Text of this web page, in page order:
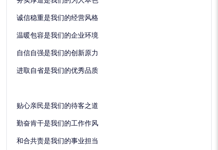
诚信稳重是我们的经营风格
温暖包容是我们的企业环境
自信自强是我们的创新原力
进取自省是我们的优秀品质
贴心亲民是我们的待客之道
勤奋肯干是我们的工作作风
和合共责是我们的事业担当